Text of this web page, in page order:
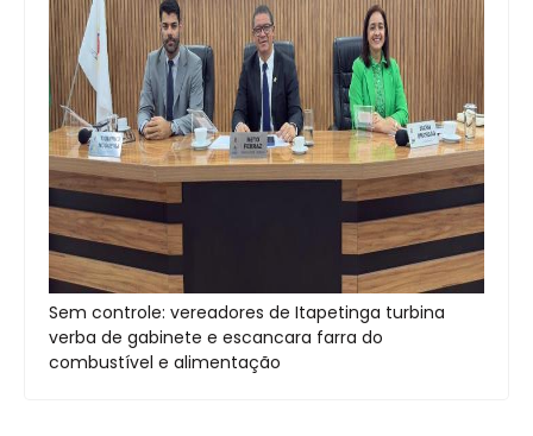
Sem controle: vereadores de Itapetinga turbina
verba de gabinete e escancara farra do
combustível e alimentação